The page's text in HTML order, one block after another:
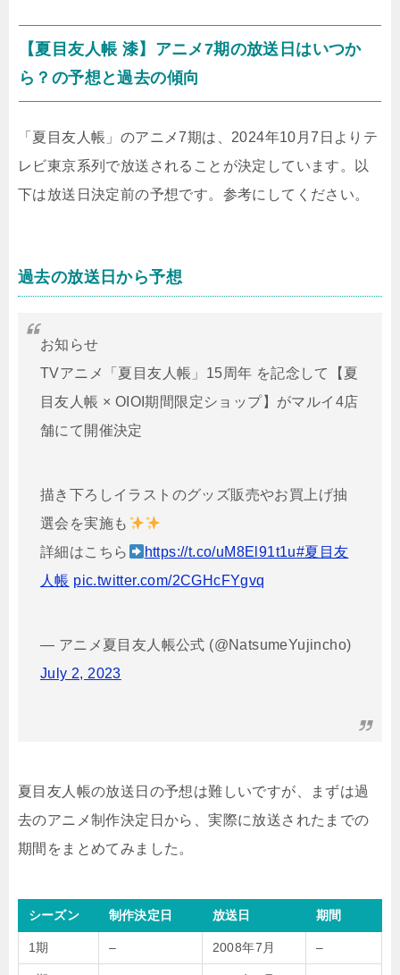
【夏目友人帳 漆】アニメ7期の放送日はいつか
ら？の予想と過去の傾向
「夏目友人帳」のアニメ7期は、2024年10月7日よりテ
レビ東京系列で放送されることが決定しています。以
下は放送日決定前の予想です。参考にしてください。
過去の放送日から予想
お知らせ
TVアニメ「夏目友人帳」15周年 を記念して【夏
目友人帳 × OIOI期間限定ショップ】がマルイ4店
舗にて開催決定
描き下ろしイラストのグッズ販売やお買上げ抽
選会を実施も
詳細はこちら
https://t.co/uM8El91t1u#夏目友
人帳 pic.twitter.com/2CGHcFYgvq
— アニメ夏目友人帳公式 (@NatsumeYujincho)
July 2, 2023
夏目友人帳の放送日の予想は難しいですが、まずは過
去のアニメ制作決定日から、実際に放送されたまでの
期間をまとめてみました。
シーズン 制作決定日 放送日 期間
1期 – 2008年7月 –